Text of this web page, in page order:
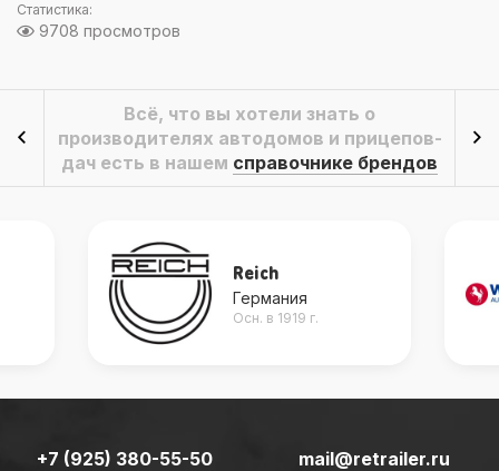
Статистика:
9708 просмотров
Всё, что вы хотели знать о
производителях автодомов и прицепов-
дач есть в нашем справочнике брендов
Reich
Германия
Осн. в 1919 г.
+7 (925) 380-55-50 mail@retrailer.ru